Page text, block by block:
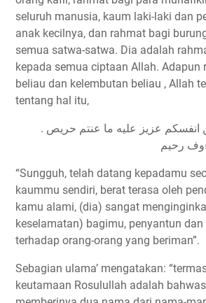
seluruh manusia, kaum laki-laki dan
anak kecilnya, dan rahmat bagi
semua satwa-satwa. Dia adalah
kepada semua ciptaan Allah. Adapun
beliau dan kelembutan beliau , Allah
tentang hal itu,
. ﻟﻘﺪ ﺟﺎﺀﻛﻢ ﺭﺳﻮﻝ ﻣﻦ ﺍﻧﻔﺴﻜﻢ ﻋﺰﻳﺰ ﻋﻠﻴﻪ ﻣﺎ ﻋﻨﺘﻢ ﺣﺮﻳﺺ
“Sungguh, telah datang kepadamu
kaummu sendiri, berat terasa oleh
kamu alami, (dia) sangat
keselamatan) bagimu, penyantun dan
terhadap orang-orang yang beriman”.
Sebagian ulama’ mengatakan:
keutamaan Rosulullah adalah